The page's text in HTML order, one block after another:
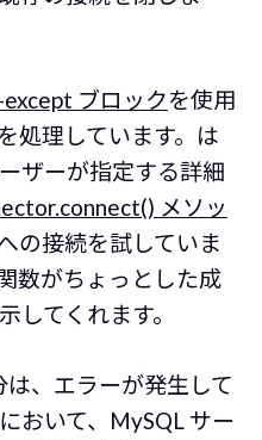
ブロックを使用
処理しています。は
ザーが指定する詳細
メソッ
の接続を試していま
数がちょっとした成
してくれます。
、エラーが発生して
おいて、MySQL サー